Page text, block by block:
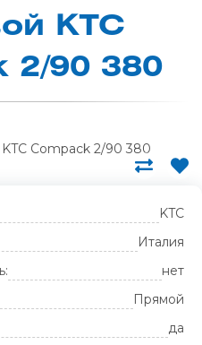
KTC
2/90 380
KTC
Италия
нет
Прямой
да